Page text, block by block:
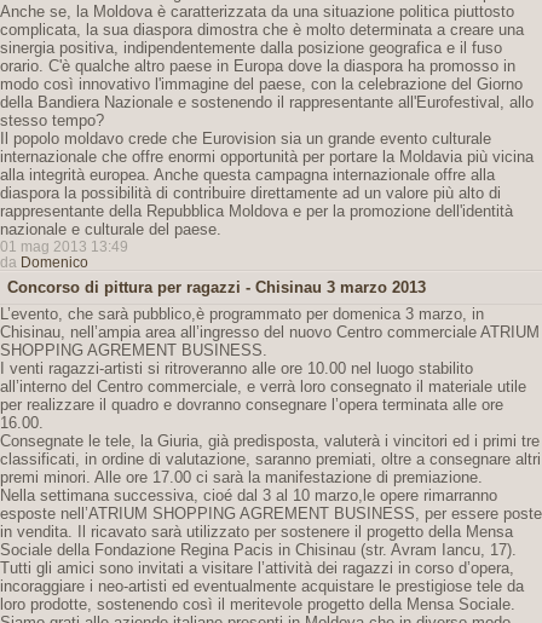
Anche se, la Moldova è caratterizzata da una situazione politica piuttosto
complicata, la sua diaspora dimostra che è molto determinata a creare una
sinergia positiva, indipendentemente dalla posizione geografica e il fuso
orario. C'è qualche altro paese in Europa dove la diaspora ha promosso in
modo così innovativo l'immagine del paese, con la celebrazione del Giorno
della Bandiera Nazionale e sostenendo il rappresentante all'Eurofestival, allo
stesso tempo?
Il popolo moldavo crede che Eurovision sia un grande evento culturale
internazionale che offre enormi opportunità per portare la Moldavia più vicina
alla integrità europea. Anche questa campagna internazionale offre alla
diaspora la possibilità di contribuire direttamente ad un valore più alto di
rappresentante della Repubblica Moldova e per la promozione dell'identità
nazionale e culturale del paese.
01 mag 2013 13:49
da Domenico
Concorso di pittura per ragazzi - Chisinau 3 marzo 2013
L’evento, che sarà pubblico,è programmato per domenica 3 marzo, in
Chisinau, nell’ampia area all’ingresso del nuovo Centro commerciale ATRIUM
SHOPPING AGREMENT BUSINESS.
I venti ragazzi-artisti si ritroveranno alle ore 10.00 nel luogo stabilito
all’interno del Centro commerciale, e verrà loro consegnato il materiale utile
per realizzare il quadro e dovranno consegnare l’opera terminata alle ore
16.00.
Consegnate le tele, la Giuria, già predisposta, valuterà i vincitori ed i primi tre
classificati, in ordine di valutazione, saranno premiati, oltre a consegnare altri
premi minori. Alle ore 17.00 ci sarà la manifestazione di premiazione.
Nella settimana successiva, cioé dal 3 al 10 marzo,le opere rimarranno
esposte nell’ATRIUM SHOPPING AGREMENT BUSINESS, per essere poste
in vendita. Il ricavato sarà utilizzato per sostenere il progetto della Mensa
Sociale della Fondazione Regina Pacis in Chisinau (str. Avram Iancu, 17).
Tutti gli amici sono invitati a visitare l’attività dei ragazzi in corso d’opera,
incoraggiare i neo-artisti ed eventualmente acquistare le prestigiose tele da
loro prodotte, sostenendo così il meritevole progetto della Mensa Sociale.